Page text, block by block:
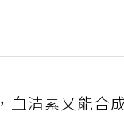
，血清素又能合